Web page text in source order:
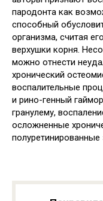
пародонта как
способный
организма, считая
верхушки корня.
можно отнести
хронический
воспалительные
и рино-генный
гранулему,
осложненные
полуретинированные